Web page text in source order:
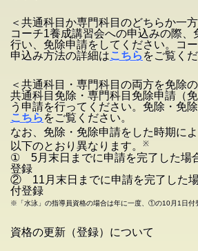
＜共通科目か専門科目のどちらか一
コーチ1養成講習会への申込みの際、
行い、免除申請をしてください。コ
申込み方法の詳細はこちら をご覧くだ
＜共通科目・専門科目の両方を免除
共通科目免除・専門科目免除申請（
う申請を行ってください。免除・免
こちら をご覧ください。
なお、免除・免除申請をした時期に
以下のとおり異なります。
※
① 5月末日までに申請を完了した場
登録
② 11月末日までに申請を完了した場
付登録
※「水泳」の指導員資格の場合は年に一度、①の10月1日付
資格の更新（登録）について